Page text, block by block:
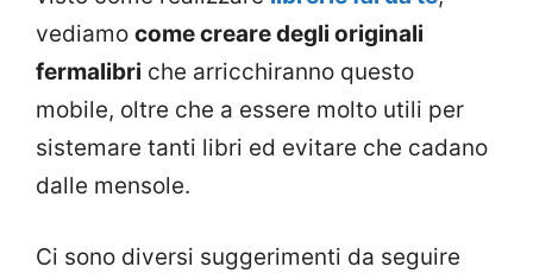
vediamo come creare degli originali
fermalibri che arricchiranno questo
mobile, oltre che a essere molto utili per
sistemare tanti libri ed evitare che cadano
dalle mensole.
Ci sono diversi suggerimenti da seguire